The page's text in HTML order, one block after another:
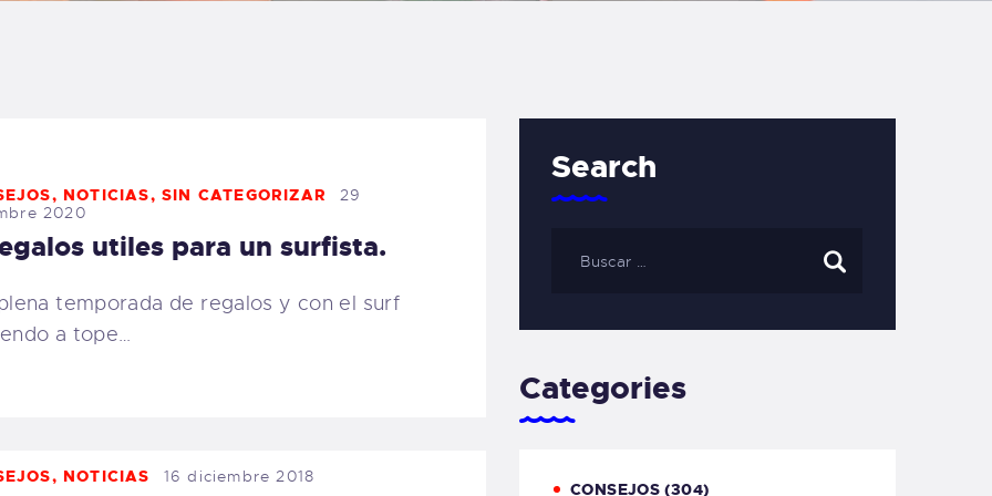
CARRITO
FAMILY
, NOTICIAS,SIN CATEGORIZAR
29
2020
utiles para un surfista.
temporada de regalos y con el surf
a tope…
, NOTICIAS 16 diciembre 2018
Search
Categories
CONSEJOS (304)